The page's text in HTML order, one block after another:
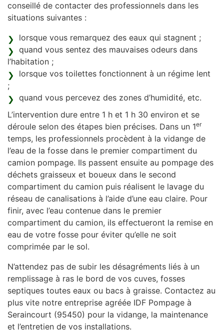
conseillé de contacter des professionnels dans les
situations suivantes :
lorsque vous remarquez des eaux qui stagnent ;
quand vous sentez des mauvaises odeurs dans
l’habitation ;
lorsque vos toilettes fonctionnent à un régime lent
;
quand vous percevez des zones d’humidité, etc.
L’intervention dure entre 1 h et 1 h 30 environ et se
déroule selon des étapes bien précises. Dans un 1er
temps, les professionnels procèdent à la vidange de
l’eau de la fosse dans le premier compartiment du
camion pompage. Ils passent ensuite au pompage des
déchets graisseux et boueux dans le second
compartiment du camion puis réalisent le lavage du
réseau de canalisations à l’aide d’une eau claire. Pour
finir, avec l’eau contenue dans le premier
compartiment du camion, ils effectueront la remise en
eau de votre fosse pour éviter qu’elle ne soit
comprimée par le sol.
N’attendez pas de subir les désagréments liés à un
remplissage à ras le bord de vos cuves, fosses
septiques toutes eaux ou bacs à graisse. Contactez au
plus vite notre entreprise agréée IDF Pompage à
Seraincourt (95450) pour la vidange, la maintenance
et l’entretien de vos installations.